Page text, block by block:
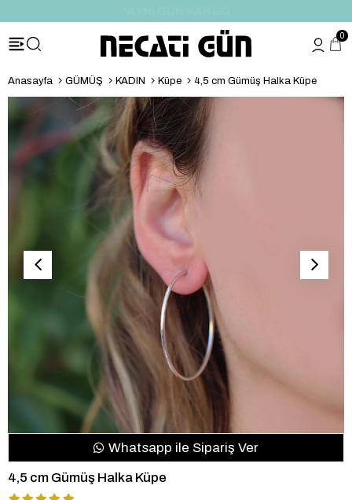
0
Anasayfa GÜMÜŞ KADIN Küpe 4,5 cm Gümüş Halka Küpe
Whatsapp ile Sipariş Ver
4,5 cm Gümüş Halka Küpe